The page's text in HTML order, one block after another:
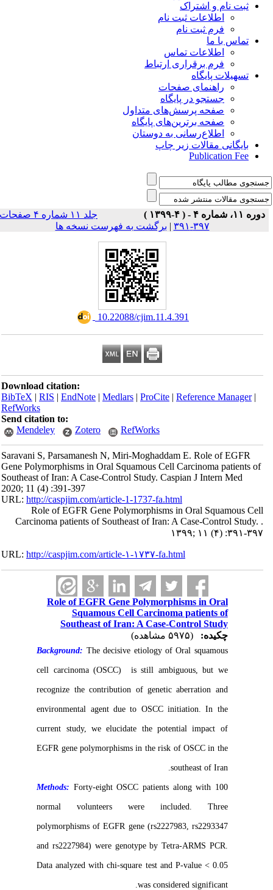
ثبت نام و اشتراک
اطلاعات ثبت نام
فرم ثبت نام
تماس با ما
اطلاعات تماس
فرم برقراری ارتباط
تسهیلات پایگاه
راهنمای صفحات
جستجو در پایگاه
صفحه پرسش‌های متداول
صفحه برترین‌های پایگاه
اطلاع‌رسانی به دوستان
بایگانی مقالات زیر چاپ
Publication Fee
دوره ۱۱، شماره ۴ - ( ۴-۱۳۹۹ )
جلد ۱۱ شماره ۴ صفحات
۳۹۷-۳۹۱
|برگشت به فهرست نسخه ها
‎ 10.22088/cjim.11.4.391
Download citation:
BibTeX|RIS|EndNote|Medlars|ProCite|Reference Manager
RefWorks
Send citation to:
Mendeley
Zotero RefWorks
Saravani S, Parsamanesh N, Miri-Moghaddam E. Role of EGFR
Gene Polymorphisms in Oral Squamous Cell Carcinoma patients of
Southeast of Iran: A Case-Control Study. Caspian J Intern Med
2020; 11 (4) :391-397
URL:http://caspjim.com/article-1-1737-fa.html
Role of EGFR Gene Polymorphisms in Oral Squamous Cell
Carcinoma patients of Southeast of Iran: A Case-Control Study. .
۱۳۹۹; ۱۱ (۴) :۳۹۱-۳۹۷
URL:http://caspjim.com/article-۱-۱۷۳۷-fa.html
Role of EGFR Gene Polymorphisms in Oral
Squamous Cell Carcinoma patients of
Southeast of Iran: A Case-Control Study
چکیده:
Background:The decisive etiology of Oral squamous
cell carcinoma (OSCC) is still ambiguous, but we
recognize the contribution of genetic aberration and
environmental agent due to OSCC initiation. In the
current study, we elucidate the potential impact of
EGFR gene polymorphisms in the risk of OSCC in the
southeast of Iran.
Methods:Forty-eight OSCC patients along with 100
normal volunteers were included. Three
polymorphisms of EGFR gene (rs2227983, rs2293347
and rs2227984) were genotype by Tetra-ARMS PCR.
Data analyzed with chi-square test and P-value < 0.05
was considered significant.